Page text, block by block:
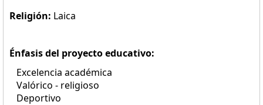
Religión: Laica
Énfasis del proyecto educativo:
Excelencia académica
Valórico - religioso
Deportivo